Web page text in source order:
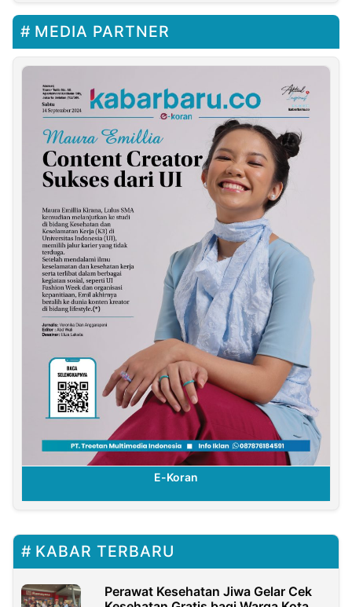
MEDIA PARTNER
E-Koran
KABAR TERBARU
Perawat Kesehatan Jiwa Gelar Cek